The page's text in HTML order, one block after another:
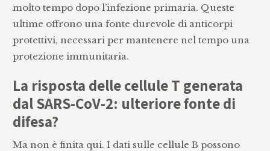
molto tempo dopo l’infezione primaria. Queste
ultime offrono una fonte durevole di anticorpi
protettivi, necessari per mantenere nel tempo una
protezione immunitaria.
La risposta delle cellule T generata
dal SARS-CoV-2: ulteriore fonte di
difesa?
Ma non è finita qui. I dati sulle cellule B possono